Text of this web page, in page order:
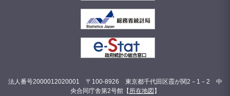
法人番号2000012020001 〒100-8926 東京都千代田区霞が関2－1－2 中
央合同庁舎第2号館【 所在地図 】